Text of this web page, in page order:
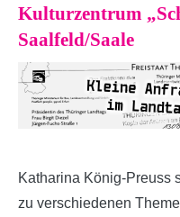
Kulturzentrum
Saalfeld/Saale
Katharina König-Preuss
zu verschiedenen